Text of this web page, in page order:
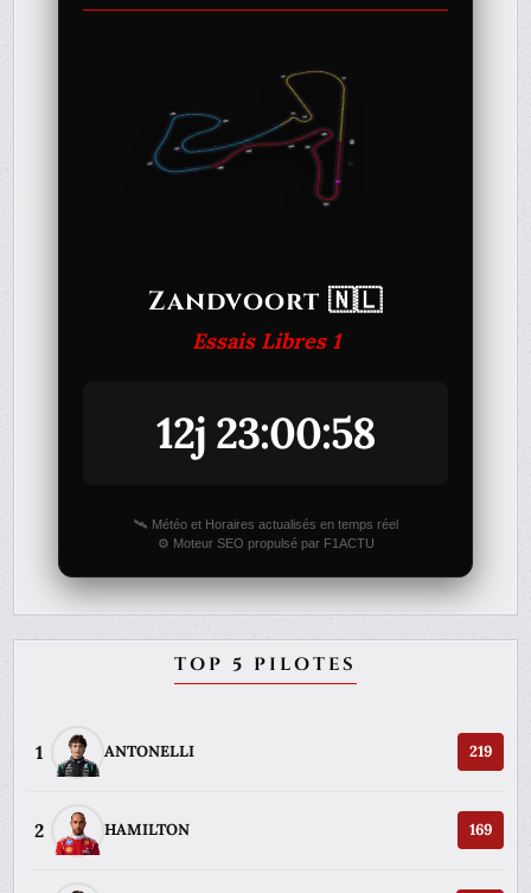
Zandvoort 🇳🇱
Essais Libres 1
12j 23:00:58
🛰️ Météo et Horaires actualisés en temps réel
⚙️ Moteur SEO propulsé par F1ACTU
TOP 5 PILOTES
1 ANTONELLI 219
2 HAMILTON 169